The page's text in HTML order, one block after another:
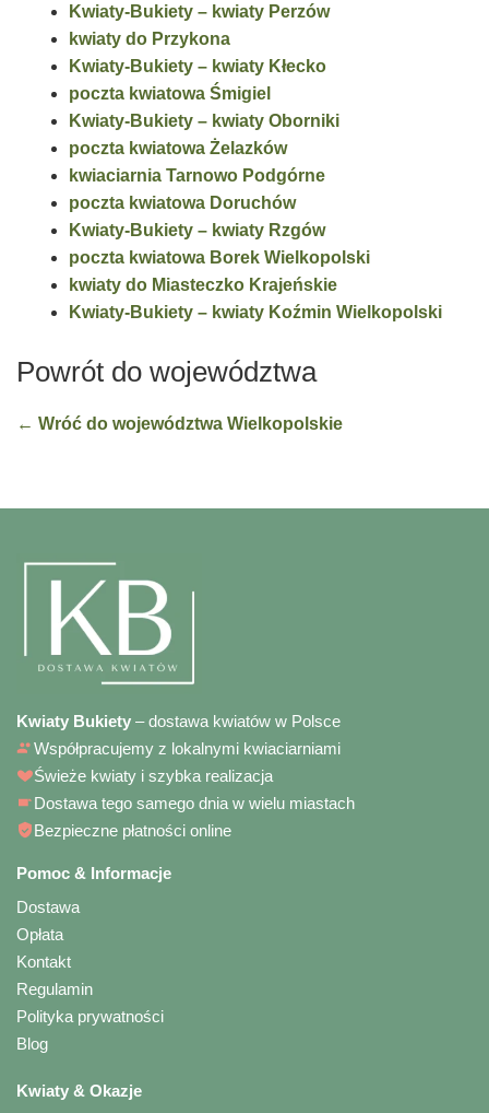
Kwiaty-Bukiety – kwiaty Perzów
kwiaty do Przykona
Kwiaty-Bukiety – kwiaty Kłecko
poczta kwiatowa Śmigiel
Kwiaty-Bukiety – kwiaty Oborniki
poczta kwiatowa Żelazków
kwiaciarnia Tarnowo Podgórne
poczta kwiatowa Doruchów
Kwiaty-Bukiety – kwiaty Rzgów
poczta kwiatowa Borek Wielkopolski
kwiaty do Miasteczko Krajeńskie
Kwiaty-Bukiety – kwiaty Koźmin Wielkopolski
Powrót do województwa
← Wróć do województwa Wielkopolskie
Kwiaty Bukiety – dostawa kwiatów w Polsce
Współpracujemy z lokalnymi kwiaciarniami
Świeże kwiaty i szybka realizacja
Dostawa tego samego dnia w wielu miastach
Bezpieczne płatności online
Pomoc & Informacje
Dostawa
Opłata
Kontakt
Regulamin
Polityka prywatności
Blog
Kwiaty & Okazje